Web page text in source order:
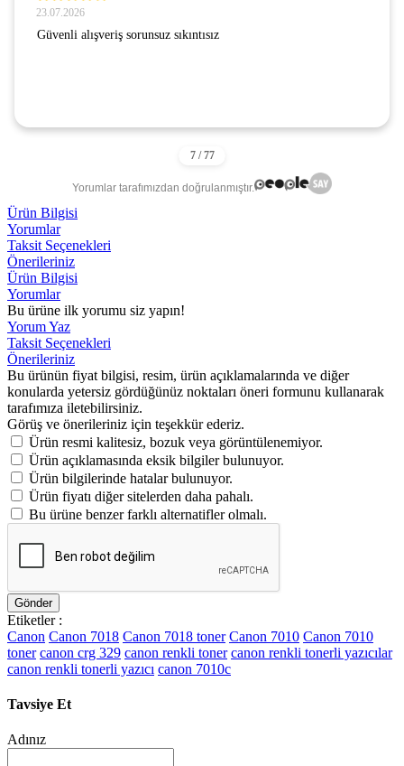
23.07.2026
Güvenli alışveriş sorunsuz sıkıntısız
Yorumlar tarafımızdan doğrulanmıştır.
Ürün Bilgisi
Yorumlar
Taksit Seçenekleri
Önerileriniz
Ürün Bilgisi
Yorumlar
Bu ürüne ilk yorumu siz yapın!
Yorum Yaz
Taksit Seçenekleri
Önerileriniz
Bu ürünün fiyat bilgisi, resim, ürün açıklamalarında ve diğer
konularda yetersiz gördüğünüz noktaları öneri formunu kullanarak
tarafımıza iletebilirsiniz.
Görüş ve önerileriniz için teşekkür ederiz.
Ürün resmi kalitesiz, bozuk veya görüntülenemiyor.
Ürün açıklamasında eksik bilgiler bulunuyor.
Ürün bilgilerinde hatalar bulunuyor.
Ürün fiyatı diğer sitelerden daha pahalı.
Bu ürüne benzer farklı alternatifler olmalı.
Gönder
Etiketler :
Canon Canon 7018 Canon 7018 toner Canon 7010 Canon 7010
toner canon crg 329 canon renkli toner canon renkli tonerli yazıcılar
canon renkli tonerli yazıcı canon 7010c
Tavsiye Et
Adınız